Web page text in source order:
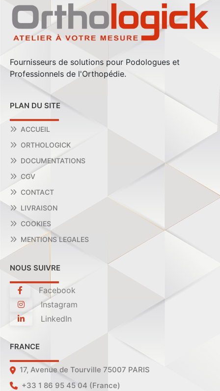
Fournisseurs de solutions pour Podologues et
Professionnels de l'Orthopédie.
PLAN DU SITE
ACCUEIL
ORTHOLOGICK
DOCUMENTATIONS
CGV
CONTACT
LIVRAISON
COOKIES
MENTIONS LEGALES
NOUS SUIVRE
Facebook
Instagram
LinkedIn
FRANCE
17, Avenue de Tourville 75007 PARIS
+33 1 86 95 45 04 (France)